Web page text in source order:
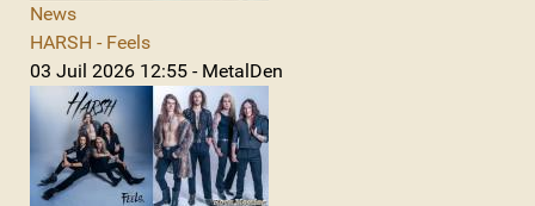
News
HARSH - Feels
03 Juil 2026 12:55 - MetalDen